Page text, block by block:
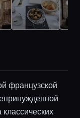
французской